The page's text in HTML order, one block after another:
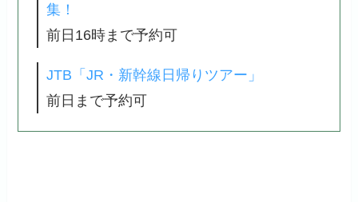
集！
前日16時まで予約可
JTB「JR・新幹線日帰りツアー」
前日まで予約可